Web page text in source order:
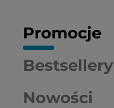
Promocje
Nowości
Bestsellery